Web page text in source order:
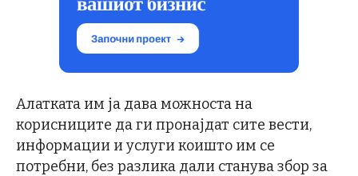
Алатката им ја дава можноста на
корисниците да ги пронајдат сите вести,
информации и услуги коишто им се
потребни, без разлика дали станува збор за